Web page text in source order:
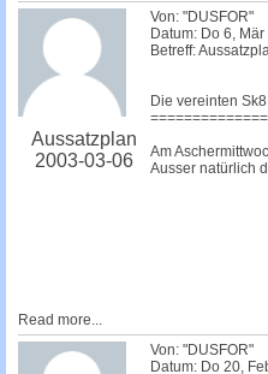
Aussatzplan
2003-03-06
Von: "DUSFOR"
Datum: Do 6,
Betreff:
Die vereinten
Am
Ausser natürlich
Read more...
Von: "DUSFOR"
Datum: Do 20,